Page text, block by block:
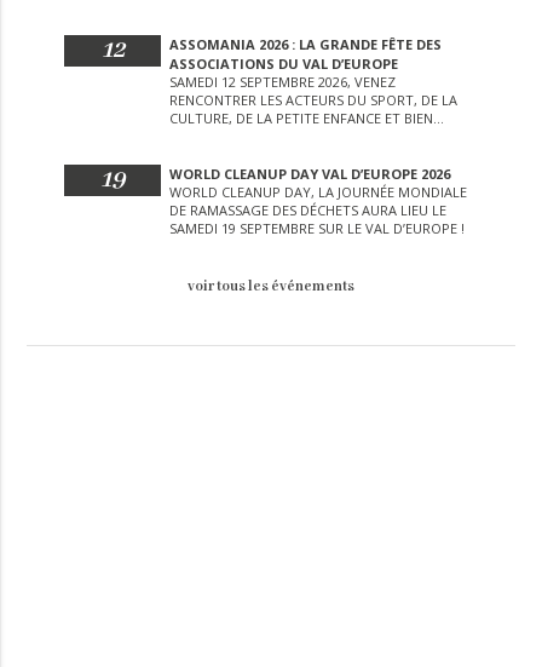
12
ASSOMANIA 2026 : LA GRANDE FÊTE DES
ASSOCIATIONS DU VAL D’EUROPE
SAMEDI 12 SEPTEMBRE 2026, VENEZ
RENCONTRER LES ACTEURS DU SPORT, DE LA
CULTURE, DE LA PETITE ENFANCE ET BIEN
19
WORLD CLEANUP DAY VAL D’EUROPE 2026
WORLD CLEANUP DAY, LA JOURNÉE MONDIALE
DE RAMASSAGE DES DÉCHETS AURA LIEU LE
SAMEDI 19 SEPTEMBRE SUR LE VAL D’EUROPE !
voir tous les événements